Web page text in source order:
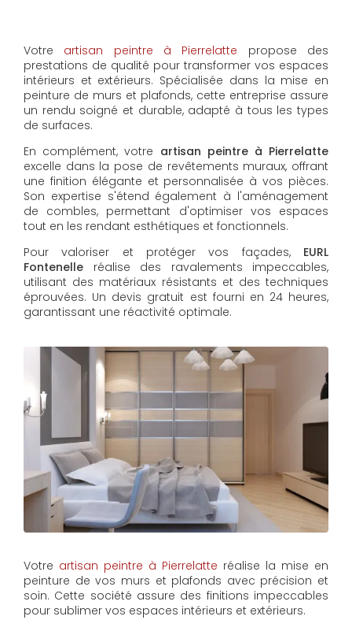
Votre artisan peintre à Pierrelatte propose des
prestations de qualité pour transformer vos espaces
intérieurs et extérieurs. Spécialisée dans la mise en
peinture de murs et plafonds, cette entreprise assure
un rendu soigné et durable, adapté à tous les types
de surfaces.
En complément, votre artisan peintre à Pierrelatte
excelle dans la pose de revêtements muraux, offrant
une finition élégante et personnalisée à vos pièces.
Son expertise s'étend également à l'aménagement
de combles, permettant d'optimiser vos espaces
tout en les rendant esthétiques et fonctionnels.
Pour valoriser et protéger vos façades, EURL
Fontenelle réalise des ravalements impeccables,
utilisant des matériaux résistants et des techniques
éprouvées. Un devis gratuit est fourni en 24 heures,
garantissant une réactivité optimale.
Votre artisan peintre à Pierrelatte réalise la mise en
peinture de vos murs et plafonds avec précision et
soin. Cette société assure des finitions impeccables
pour sublimer vos espaces intérieurs et extérieurs.